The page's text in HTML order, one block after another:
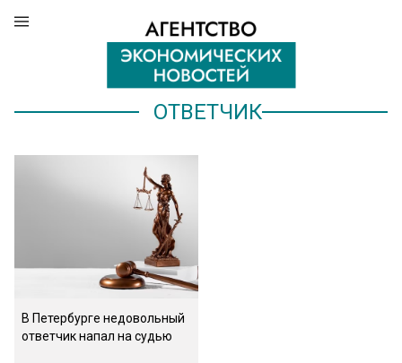
ОТВЕТЧИК
В Петербурге недовольный
ответчик напал на судью